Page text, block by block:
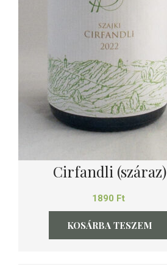
Cirfandli (száraz)
1890 Ft
KOSÁRBA TESZEM